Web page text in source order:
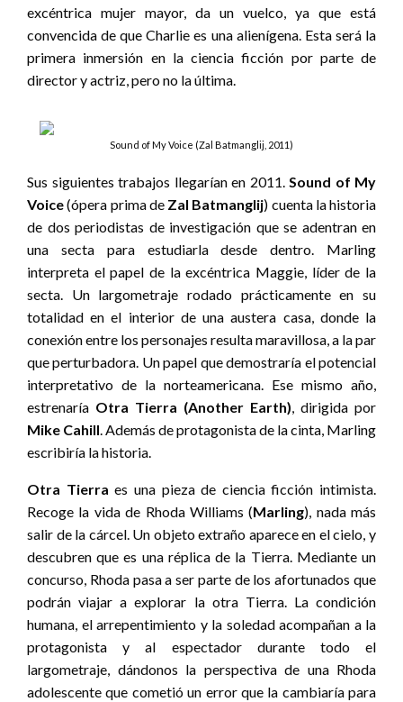
excéntrica mujer mayor, da un vuelco, ya que está
convencida de que Charlie es una alienígena. Esta será la
primera inmersión en la ciencia ficción por parte de
director y actriz, pero no la última.
Sound of My Voice (Zal Batmanglij, 2011)
Sus siguientes trabajos llegarían en 2011. Sound of My
Voice(ópera prima de Zal Batmanglij) cuenta la historia
de dos periodistas de investigación que se adentran en
una secta para estudiarla desde dentro. Marling
interpreta el papel de la excéntrica Maggie, líder de la
secta. Un largometraje rodado prácticamente en su
totalidad en el interior de una austera casa, donde la
conexión entre los personajes resulta maravillosa, a la par
que perturbadora. Un papel que demostraría el potencial
interpretativo de la norteamericana. Ese mismo año,
estrenaría Otra Tierra (Another Earth), dirigida por
Mike Cahill. Además de protagonista de la cinta, Marling
escribiría la historia.
Otra Tierra es una pieza de ciencia ficción intimista.
Recoge la vida de Rhoda Williams (Marling), nada más
salir de la cárcel. Un objeto extraño aparece en el cielo, y
descubren que es una réplica de la Tierra. Mediante un
concurso, Rhoda pasa a ser parte de los afortunados que
podrán viajar a explorar la otra Tierra. La condición
humana, el arrepentimiento y la soledad acompañan a la
protagonista y al espectador durante todo el
largometraje, dándonos la perspectiva de una Rhoda
adolescente que cometió un error que la cambiaría para